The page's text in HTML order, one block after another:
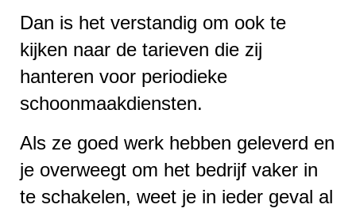
Dan is het verstandig om ook te
kijken naar de tarieven die zij
hanteren voor periodieke
schoonmaakdiensten.
Als ze goed werk hebben geleverd en
je overweegt om het bedrijf vaker in
te schakelen, weet je in ieder geval al